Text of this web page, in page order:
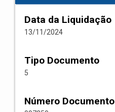
Data da Liquidação
13/11/2024
Tipo Documento
5
Número Documento